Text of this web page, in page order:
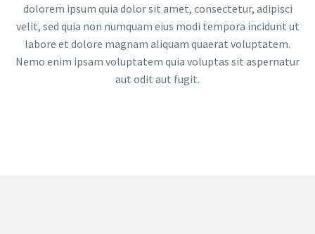
dolorem ipsum quia dolor sit amet, consectetur, adipisci
velit, sed quia non numquam eius modi tempora incidunt ut
labore et dolore magnam aliquam quaerat voluptatem.
Nemo enim ipsam voluptatem quia voluptas sit aspernatur
aut odit aut fugit.